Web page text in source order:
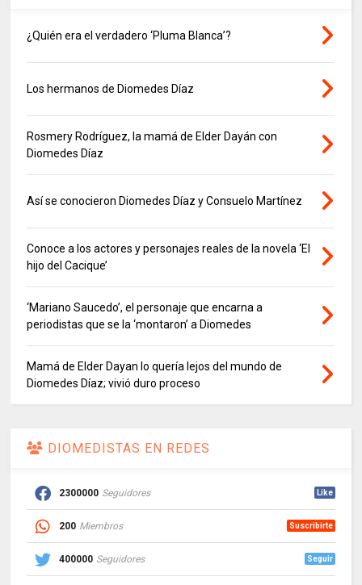
¿Quién era el verdadero ‘Pluma Blanca’?
Los hermanos de Diomedes Díaz
Rosmery Rodríguez, la mamá de Elder Dayán con
Diomedes Díaz
Así se conocieron Diomedes Díaz y Consuelo Martínez
Conoce a los actores y personajes reales de la novela ‘El
hijo del Cacique’
‘Mariano Saucedo’, el personaje que encarna a
periodistas que se la ‘montaron’ a Diomedes
Mamá de Elder Dayan lo quería lejos del mundo de
Diomedes Díaz; vivió duro proceso
DIOMEDISTAS EN REDES
2300000 Seguidores Like
200 Miembros Suscribirte
400000 Seguidores Seguir